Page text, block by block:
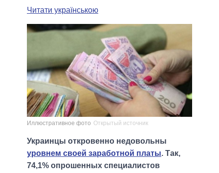
Читати українською
Иллюстративное фото Открытый источник
Украинцы откровенно недовольны
уровнем своей заработной платы. Так,
74,1% опрошенных специалистов